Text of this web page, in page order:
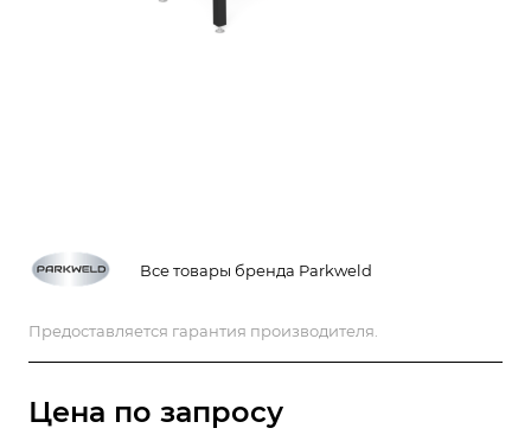
Все товары бренда Parkweld
Предоставляется гарантия производителя.
Цена по запросу